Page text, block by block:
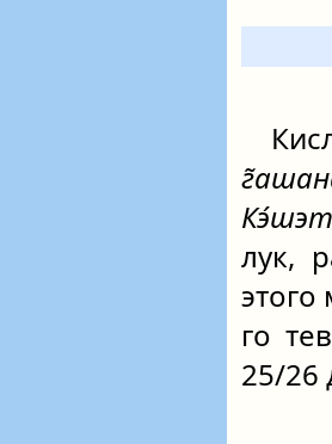
Кэ́шэт
лук,
этого
го
25/26